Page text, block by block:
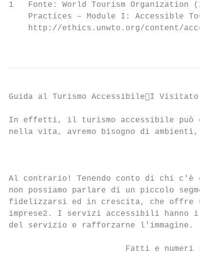
1   Fonte: World Tourism Organization
Practices – Module I: Accessible
http://ethics.unwto.org/content/
Guida al Turismo AccessibileI Visitatori
In effetti, il turismo accessibile può
nella vita, avremo bisogno di ambienti,
Al contrario! Tenendo conto di chi c'è
non possiamo parlare di un piccolo
fidelizzarsi ed in crescita, che offre un
imprese2. I servizi accessibili hanno il
del servizio e rafforzarne l'immagine.
Fatti e numeri